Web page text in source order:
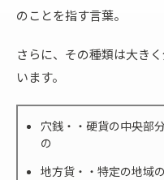
のことを指す言葉。
さらに、その種類は大き
います。
穴銭・・硬貨の中央部
の
地方貨・・特定の地域